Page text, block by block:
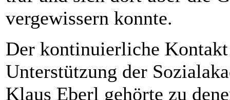
vergewissern konnte.
Der kontinuierliche Kontakt
Unterstützung der
Klaus Eberl gehörte zu